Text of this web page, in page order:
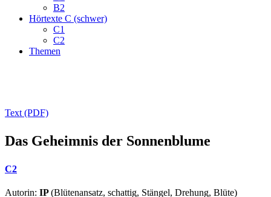
B2
Hörtexte C (schwer)
C1
C2
Themen
Text (PDF)
Das Geheimnis der Sonnenblume
C2
Autorin: IP(Blütenansatz, schattig, Stängel, Drehung, Blüte)